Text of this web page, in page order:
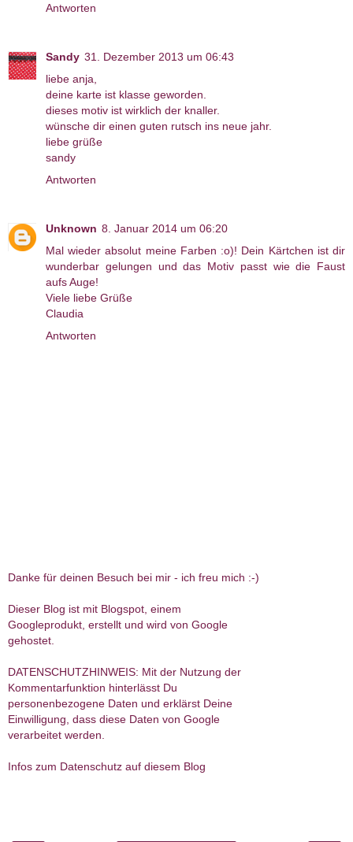
Antworten
Sandy 31. Dezember 2013 um 06:43
liebe anja,
deine karte ist klasse geworden.
dieses motiv ist wirklich der knaller.
wünsche dir einen guten rutsch ins neue jahr.
liebe grüße
sandy
Antworten
Unknown 8. Januar 2014 um 06:20
Mal wieder absolut meine Farben :o)! Dein Kärtchen ist dir
wunderbar gelungen und das Motiv passt wie die Faust
aufs Auge!
Viele liebe Grüße
Claudia
Antworten
Danke für deinen Besuch bei mir - ich freu mich :-)
Dieser Blog ist mit Blogspot, einem
Googleprodukt, erstellt und wird von Google
gehostet.
DATENSCHUTZHINWEIS: Mit der Nutzung der
Kommentarfunktion hinterlässt Du
personenbezogene Daten und erklärst Deine
Einwilligung, dass diese Daten von Google
verarbeitet werden.
Infos zum Datenschutz auf diesem Blog